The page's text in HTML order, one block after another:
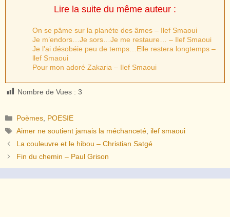
Lire la suite du même auteur :
On se pâme sur la planète des âmes – Ilef Smaoui
Je m’endors…Je sors…Je me restaure… – Ilef Smaoui
Je l’ai désobéie peu de temps…Elle restera longtemps –
llef Smaoui
Pour mon adoré Zakaria – Ilef Smaoui
Nombre de Vues : 3
Catégories
Poèmes POESIE
Étiquettes
Aimer ne soutient jamais la méchanceté ilef smaoui
La couleuvre et le hibou – Christian Satgé
Fin du chemin – Paul Grison